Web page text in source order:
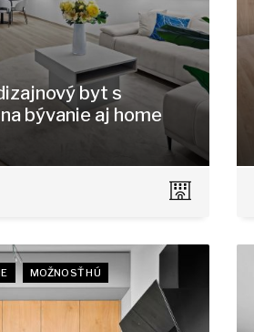
byt s
bývanie aj home
25, Bratislava - Nové Mesto
MOŽNOSŤ HÚ